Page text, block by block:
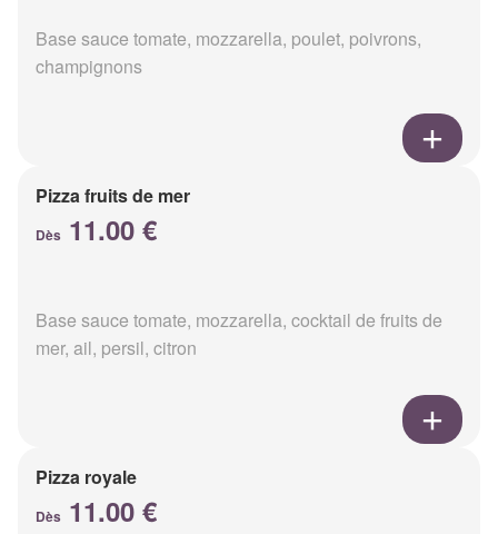
Base sauce tomate, mozzarella, poulet, poivrons,
champignons
Pizza fruits de mer
Dès 11.00 €
Base sauce tomate, mozzarella, cocktail de fruits de
mer, ail, persil, citron
Pizza royale
Dès 11.00 €